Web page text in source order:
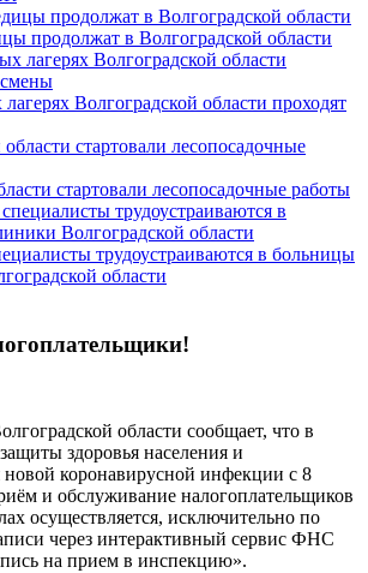
продолжат в Волгоградской области
Волгоградской области проходят
стартовали лесопосадочные работы
трудоустраиваются в больницы
области
области сообщает, что в
здоровья населения и
новой коронавирусной инфекции с 8
и обслуживание налогоплательщиков
осуществляется, исключительно по
через интерактивный сервис ФНС
на прием в инспекцию».